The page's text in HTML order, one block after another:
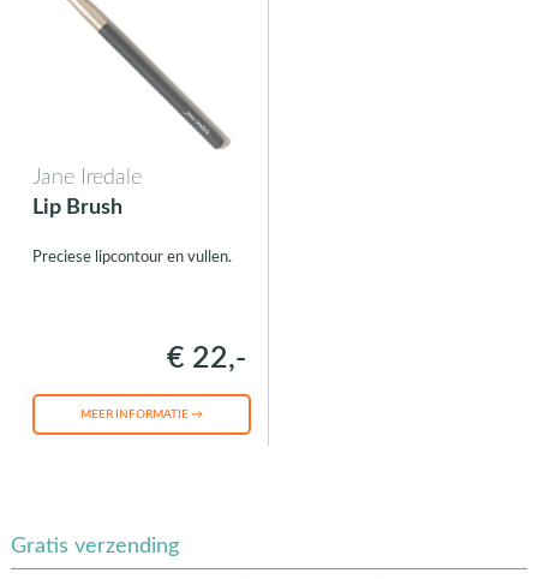
Jane Iredale
Lip Brush
Preciese lipcontour en vullen.
€ 22,-
MEER INFORMATIE →
Gratis verzending